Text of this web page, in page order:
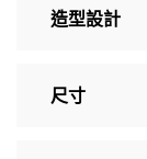
造型設計
尺寸